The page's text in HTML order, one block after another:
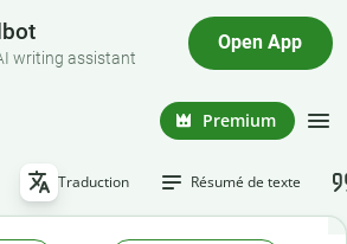
writing assistant
Open App
Premium
Traduction Résumé de texte